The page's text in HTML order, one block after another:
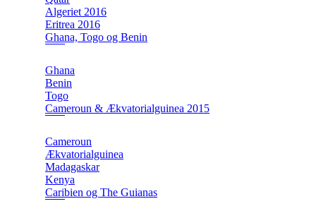
Algeriet 2016
Eritrea 2016
Ghana, Togo og Benin
Ghana
Benin
Togo
Cameroun & Ækvatorialguinea 2015
Cameroun
Ækvatorialguinea
Madagaskar
Kenya
Caribien og The Guianas